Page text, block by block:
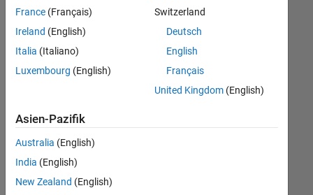
fassen
oder
alle
Stellenangebote
anzeigen .
noch
keine
offenen
Stellen
France (Français)
Ireland (English)
Italia (Italiano)
Luxembourg (English)
Switzerland
Deutsch
English
Français
United Kingdom(English)
Asien-Pazifik
Australia (English)
India (English)
New Zealand (English)